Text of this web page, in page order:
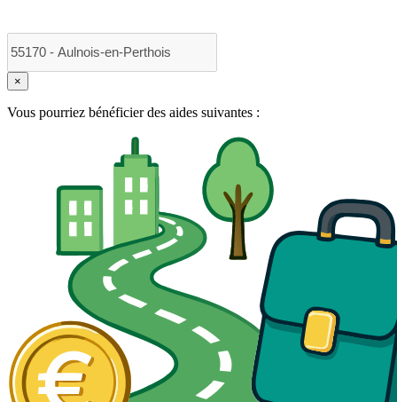
×
Vous pourriez bénéficier des aides suivantes :